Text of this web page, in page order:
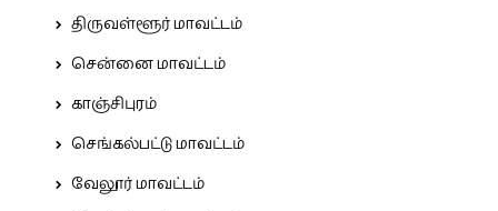
திருவள்ளூர் மாவட்டம்
சென்னை மாவட்டம்
காஞ்சிபுரம்
செங்கல்பட்டு மாவட்டம்
வேலூர் மாவட்டம்